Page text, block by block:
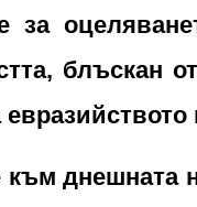
за
блъскан
днешната